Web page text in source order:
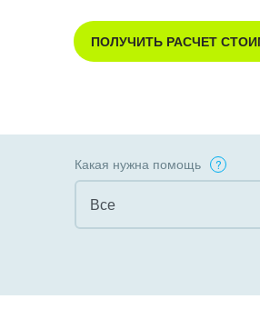
ПОЛУЧИТЬ РАСЧЕТ
Какая нужна помощь
Все